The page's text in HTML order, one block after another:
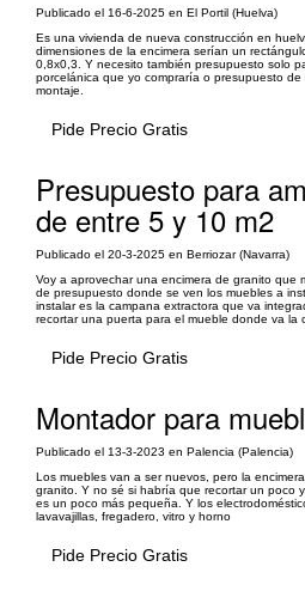
Publicado el 16-6-2025 en El Portil (Huelva)
Es una vivienda de nueva construcción en
dimensiones de la encimera serían un
0,8x0,3. Y necesito también presupuesto solo
porcelánica que yo compraría o presupuesto
montaje.
Pide Precio Gratis
Presupuesto para
de entre 5 y 10 m2
Publicado el 20-3-2025 en Berriozar (Navarra)
Voy a aprovechar una encimera de granito que
de presupuesto donde se ven los muebles a
instalar es la campana extractora que va
recortar una puerta para el mueble donde va la
Pide Precio Gratis
Montador para
Publicado el 13-3-2023 en Palencia (Palencia)
Los muebles van a ser nuevos, pero la
granito. Y no sé si habría que recortar un poco
es un poco más pequeña. Y los
lavavajillas, fregadero, vitro y horno
Pide Precio Gratis